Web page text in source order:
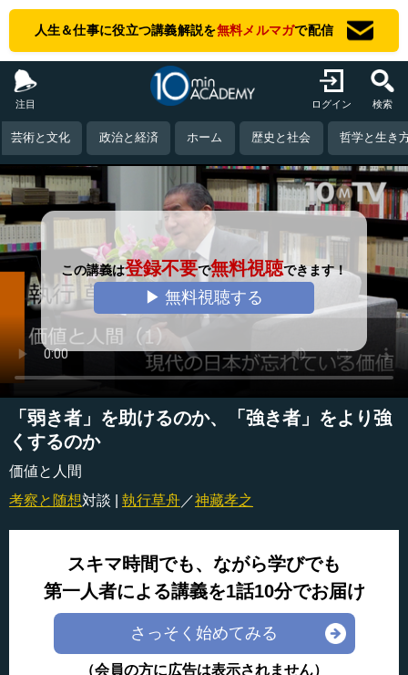
人生＆仕事に役立つ講義解説を無料メルマガで配信
注目 ログイン 検索
芸術と文化 政治と経済 ホーム 歴史と社会 哲学と生き
この講義は登録不要で無料視聴できます！
▶ 無料視聴する
「弱き者」を助けるのか、「強き者」をより強
くするのか
価値と人間
考察と随想対談 | 執行草舟 ／神藏孝之
スキマ時間でも、ながら学びでも
第一人者による講義を1話10分でお届け
さっそく始めてみる
（会員の方に広告は表示されません）